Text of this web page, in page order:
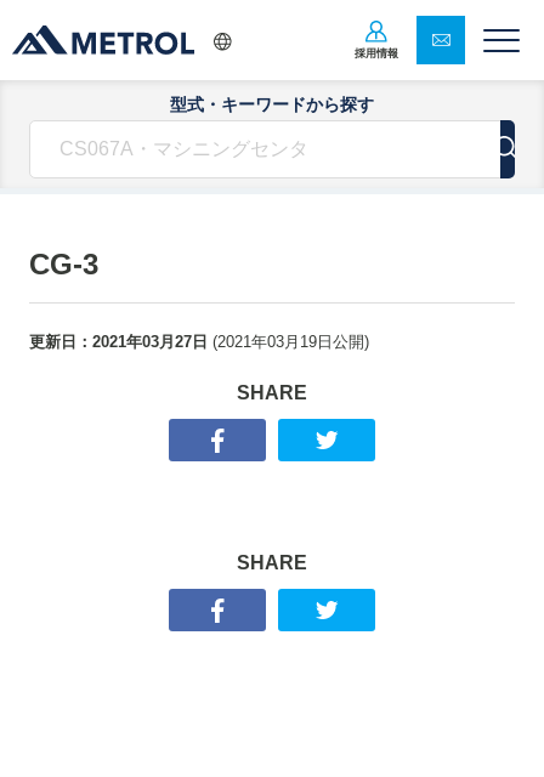
採用情報
型式・キーワードから探す
CG-3
更新日： 2021年03月27日 (2021年03月19日 公開)
SHARE
SHARE